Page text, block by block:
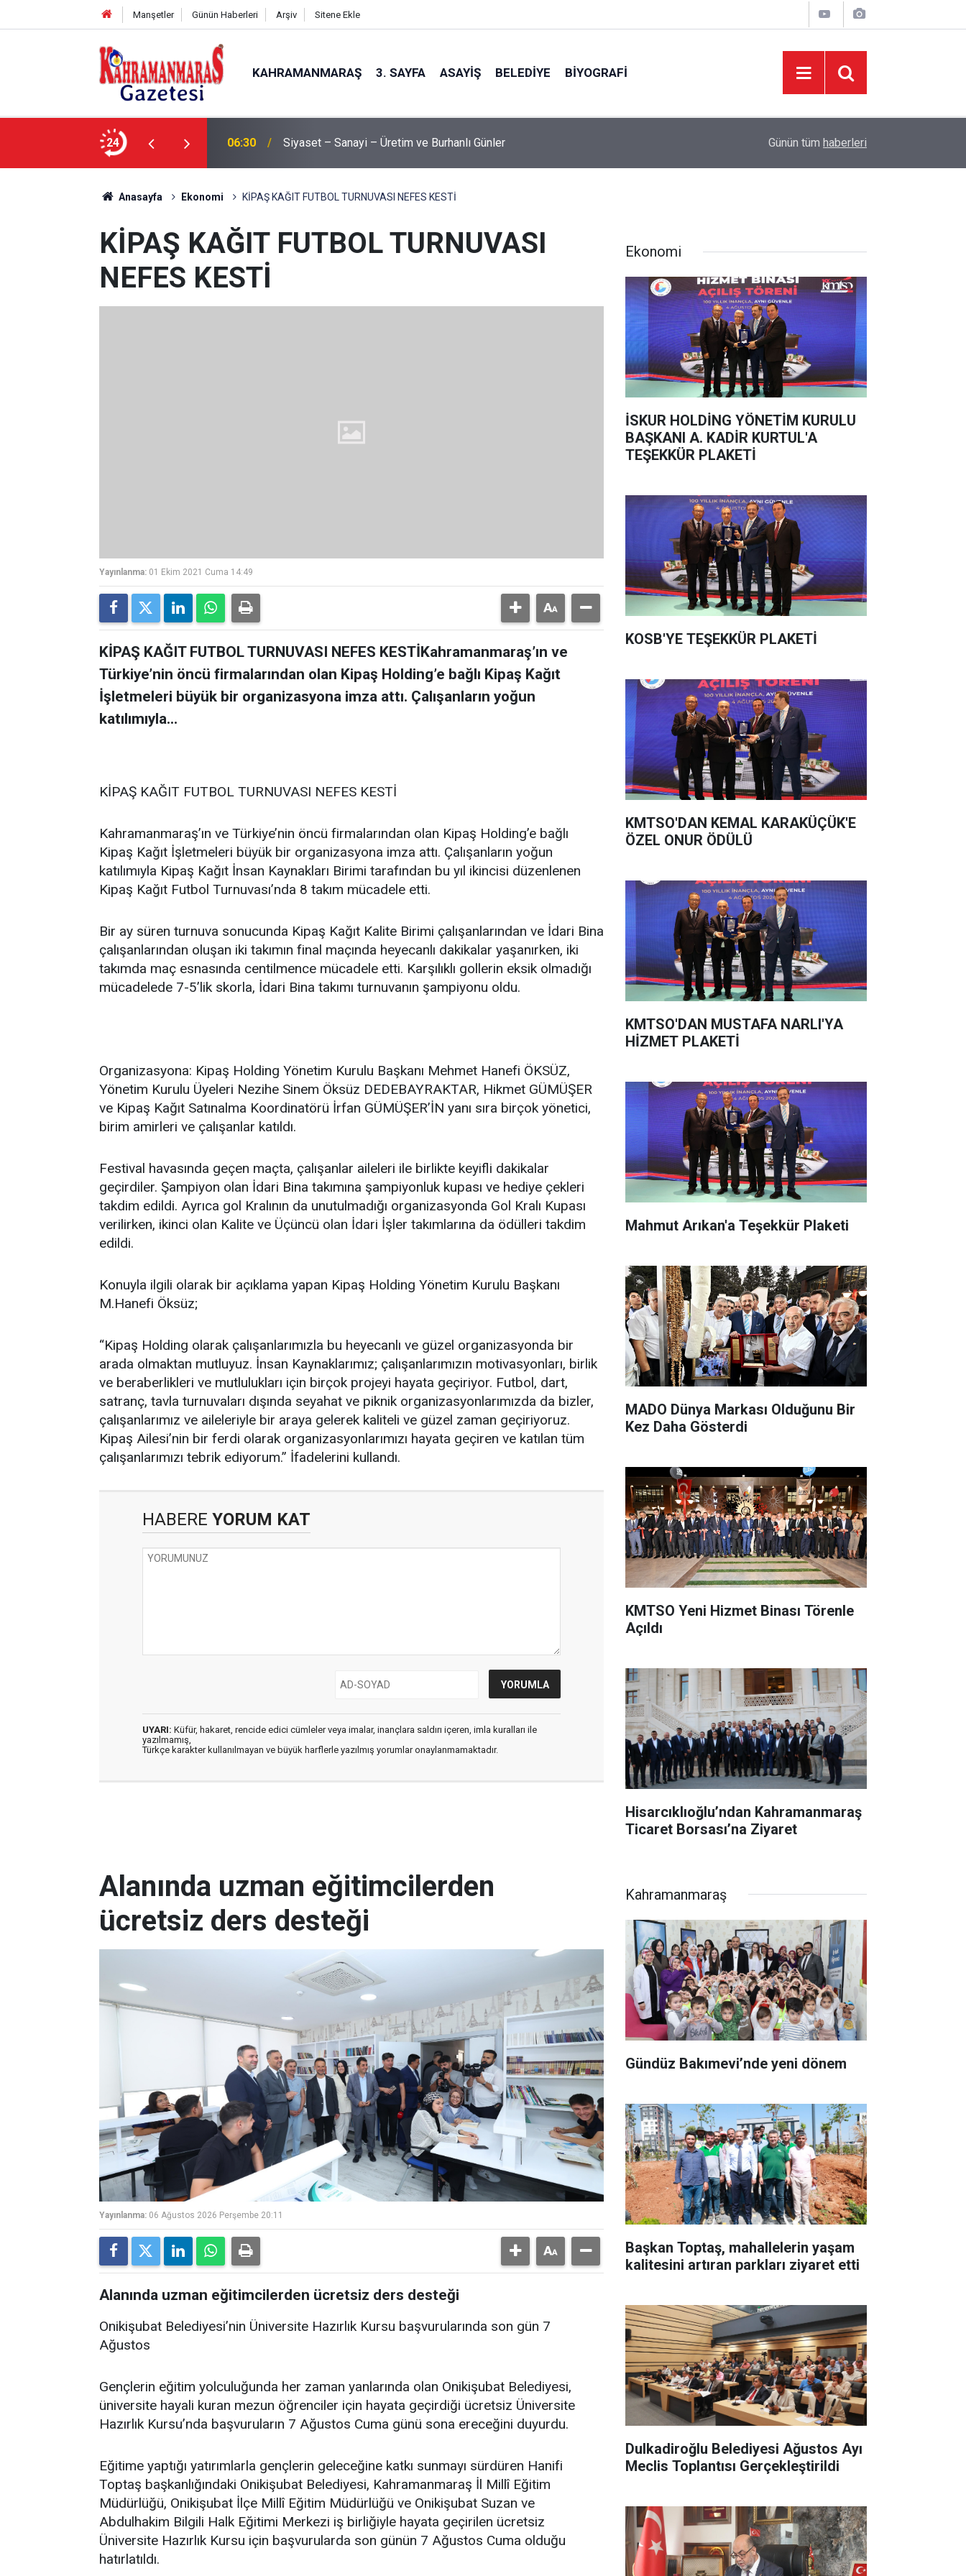
Manşetler Günün Haberleri Arşiv Sitene Ekle
KAHRAMANMARAŞ 3. SAYFA ASAYIŞ BELEDIYE BIYOGRAFI
24 06:30 Siyaset – Sanayi – Üretim ve Burhanlı Günler Genç KAMEK Yaz Kurslarıyla Yaz Tatili Eğitime
Günün tüm haberleri
Anasayfa Ekonomi KİPAŞ KAĞIT FUTBOL TURNUVASI NEFES KESTİ
KİPAŞ KAĞIT FUTBOL TURNUVASI
NEFES KESTİ
Yayınlanma: 01 Ekim 2021 Cuma 14:49
KİPAŞ KAĞIT FUTBOL TURNUVASI NEFES KESTİKahramanmaraş’ın ve
Türkiye’nin öncü firmalarından olan Kipaş Holding’e bağlı Kipaş Kağıt
İşletmeleri büyük bir organizasyona imza attı. Çalışanların yoğun
katılımıyla...
KİPAŞ KAĞIT FUTBOL TURNUVASI NEFES KESTİ
Kahramanmaraş’ın ve Türkiye’nin öncü firmalarından olan Kipaş Holding’e bağlı
Kipaş Kağıt İşletmeleri büyük bir organizasyona imza attı. Çalışanların yoğun
katılımıyla Kipaş Kağıt İnsan Kaynakları Birimi tarafından bu yıl ikincisi düzenlenen
Kipaş Kağıt Futbol Turnuvası’nda 8 takım mücadele etti.
Bir ay süren turnuva sonucunda Kipaş Kağıt Kalite Birimi çalışanlarından ve İdari Bina
çalışanlarından oluşan iki takımın final maçında heyecanlı dakikalar yaşanırken, iki
takımda maç esnasında centilmence mücadele etti. Karşılıklı gollerin eksik olmadığı
mücadelede 7-5’lik skorla, İdari Bina takımı turnuvanın şampiyonu oldu.
Organizasyona: Kipaş Holding Yönetim Kurulu Başkanı Mehmet Hanefi ÖKSÜZ,
Yönetim Kurulu Üyeleri Nezihe Sinem Öksüz DEDEBAYRAKTAR, Hikmet GÜMÜŞER
ve Kipaş Kağıt Satınalma Koordinatörü İrfan GÜMÜŞER’İN yanı sıra birçok yönetici,
birim amirleri ve çalışanlar katıldı.
Festival havasında geçen maçta, çalışanlar aileleri ile birlikte keyifli dakikalar
geçirdiler. Şampiyon olan İdari Bina takımına şampiyonluk kupası ve hediye çekleri
takdim edildi. Ayrıca gol Kralının da unutulmadığı organizasyonda Gol Kralı Kupası
verilirken, ikinci olan Kalite ve Üçüncü olan İdari İşler takımlarına da ödülleri takdim
edildi.
Konuyla ilgili olarak bir açıklama yapan Kipaş Holding Yönetim Kurulu Başkanı
M.Hanefi Öksüz;
“Kipaş Holding olarak çalışanlarımızla bu heyecanlı ve güzel organizasyonda bir
arada olmaktan mutluyuz. İnsan Kaynaklarımız; çalışanlarımızın motivasyonları, birlik
ve beraberlikleri ve mutlulukları için birçok projeyi hayata geçiriyor. Futbol, dart,
satranç, tavla turnuvaları dışında seyahat ve piknik organizasyonlarımızda da bizler,
çalışanlarımız ve aileleriyle bir araya gelerek kaliteli ve güzel zaman geçiriyoruz.
Kipaş Ailesi’nin bir ferdi olarak organizasyonlarımızı hayata geçiren ve katılan tüm
çalışanlarımızı tebrik ediyorum.” İfadelerini kullandı.
HABERE YORUM KAT
UYARI: Küfür, hakaret, rencide edici cümleler veya imalar, inançlara saldırı içeren, imla kuralları ile
yazılmamış,
Türkçe karakter kullanılmayan ve büyük harflerle yazılmış yorumlar onaylanmamaktadır.
Ekonomi
İSKUR HOLDİNG YÖNETİM KURULU
BAŞKANI A. KADİR KURTUL'A
TEŞEKKÜR PLAKETİ
KOSB'YE TEŞEKKÜR PLAKETİ
KMTSO'DAN KEMAL KARAKÜÇÜK'E
ÖZEL ONUR ÖDÜLÜ
KMTSO'DAN MUSTAFA NARLI'YA
HİZMET PLAKETİ
Mahmut Arıkan'a Teşekkür Plaketi
MADO Dünya Markası Olduğunu Bir
Kez Daha Gösterdi
KMTSO Yeni Hizmet Binası Törenle
Açıldı
Hisarcıklıoğlu’ndan Kahramanmaraş
Ticaret Borsası’na Ziyaret
Alanında uzman eğitimcilerden
ücretsiz ders desteği
Yayınlanma: 06 Ağustos 2026 Perşembe 20:11
Alanında uzman eğitimcilerden ücretsiz ders desteği
Onikişubat Belediyesi’nin Üniversite Hazırlık Kursu başvurularında son gün 7
Ağustos
Gençlerin eğitim yolculuğunda her zaman yanlarında olan Onikişubat Belediyesi,
üniversite hayali kuran mezun öğrenciler için hayata geçirdiği ücretsiz Üniversite
Hazırlık Kursu’nda başvuruların 7 Ağustos Cuma günü sona ereceğini duyurdu.
Eğitime yaptığı yatırımlarla gençlerin geleceğine katkı sunmayı sürdüren Hanifi
Toptaş başkanlığındaki Onikişubat Belediyesi, Kahramanmaraş İl Millî Eğitim
Müdürlüğü, Onikişubat İlçe Millî Eğitim Müdürlüğü ve Onikişubat Suzan ve
Abdulhakim Bilgili Halk Eğitimi Merkezi iş birliğiyle hayata geçirilen ücretsiz
Üniversite Hazırlık Kursu için başvurularda son günün 7 Ağustos Cuma olduğu
hatırlatıldı.
Kahramanmaraş
Gündüz Bakımevi’nde yeni dönem
Başkan Toptaş, mahallelerin yaşam
kalitesini artıran parkları ziyaret etti
Dulkadiroğlu Belediyesi Ağustos Ayı
Meclis Toplantısı Gerçekleştirildi